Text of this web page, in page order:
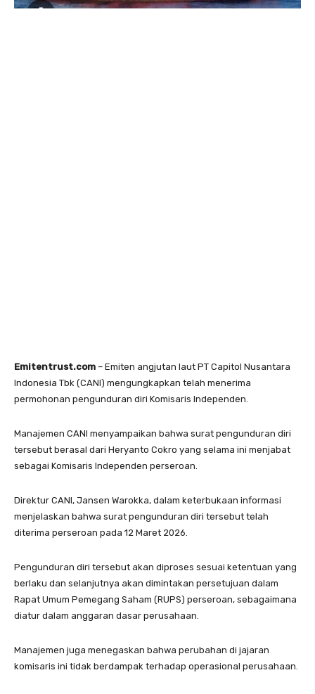
Emitentrust.com – Emiten angjutan laut PT Capitol Nusantara
Indonesia Tbk (CANI) mengungkapkan telah menerima
permohonan pengunduran diri Komisaris Independen.
Manajemen CANI menyampaikan bahwa surat pengunduran diri
tersebut berasal dari Heryanto Cokro yang selama ini menjabat
sebagai Komisaris Independen perseroan.
Direktur CANI, Jansen Warokka, dalam keterbukaan informasi
menjelaskan bahwa surat pengunduran diri tersebut telah
diterima perseroan pada 12 Maret 2026.
Pengunduran diri tersebut akan diproses sesuai ketentuan yang
berlaku dan selanjutnya akan dimintakan persetujuan dalam
Rapat Umum Pemegang Saham (RUPS) perseroan, sebagaimana
diatur dalam anggaran dasar perusahaan.
Manajemen juga menegaskan bahwa perubahan di jajaran
komisaris ini tidak berdampak terhadap operasional perusahaan.